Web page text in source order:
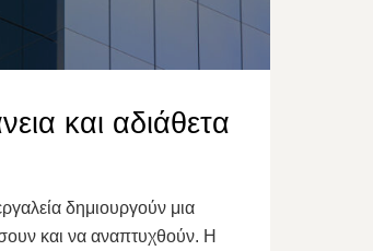
και αδιάθετα
δημιουργούν μια
και να αναπτυχθούν. Η